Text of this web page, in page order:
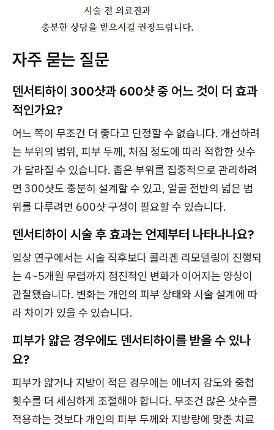
자주 묻는 질문
덴서티하이 300샷과 600샷 중 어느 것이 더 효과
적인가요?
어느 쪽이 무조건 더 좋다고 단정할 수 없습니다. 개선하려
는 부위의 범위, 피부 두께, 처짐 정도에 따라 적합한 샷수
가 달라질 수 있습니다. 좁은 부위를 집중적으로 관리하려
면 300샷도 충분히 설계할 수 있고, 얼굴 전반의 넓은 범
위를 다루려면 600샷 구성이 필요할 수 있습니다.
덴서티하이 시술 후 효과는 언제부터 나타나나요?
임상 연구에서는 시술 직후보다 콜라겐 리모델링이 진행되
는 4~5개월 무렵까지 점진적인 변화가 이어지는 양상이
관찰됐습니다. 변화는 개인의 피부 상태와 시술 설계에 따
라 차이가 있을 수 있습니다.
피부가 얇은 경우에도 덴서티하이를 받을 수 있나
요?
피부가 얇거나 지방이 적은 경우에는 에너지 강도와 중첩
횟수를 더 세심하게 조절해야 합니다. 무조건 많은 샷수를
적용하는 것보다 개인의 피부 두께와 지방량에 맞춘 치료